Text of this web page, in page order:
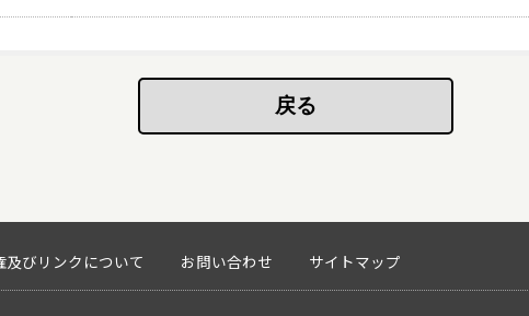
及びリンクについて お問い合わせ サイトマップ